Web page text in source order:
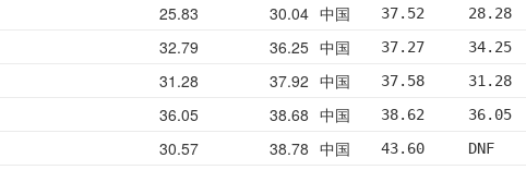
25.83 30.04 中国 37.52
32.79 36.25 中国 37.27     34.25
31.28 37.92 中国 37.58
36.05 38.68 中国 38.62
30.57 38.78 中国 43.60     DNF